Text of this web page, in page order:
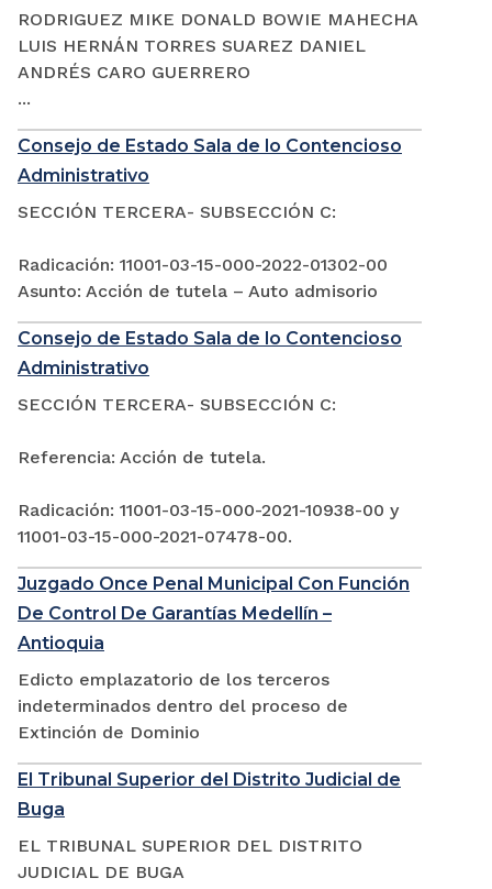
RODRIGUEZ MIKE DONALD BOWIE MAHECHA
LUIS HERNÁN TORRES SUAREZ DANIEL
ANDRÉS CARO GUERRERO
...
Consejo de Estado Sala de lo Contencioso
Administrativo
SECCIÓN TERCERA- SUBSECCIÓN C:
Radicación: 11001-03-15-000-2022-01302-00
Asunto: Acción de tutela – Auto admisorio
Consejo de Estado Sala de lo Contencioso
Administrativo
SECCIÓN TERCERA- SUBSECCIÓN C:
Referencia: Acción de tutela.
Radicación: 11001-03-15-000-2021-10938-00 y
11001-03-15-000-2021-07478-00.
Juzgado Once Penal Municipal Con Función
De Control De Garantías Medellín –
Antioquia
Edicto emplazatorio de los terceros
indeterminados dentro del proceso de
Extinción de Dominio
El Tribunal Superior del Distrito Judicial de
Buga
EL TRIBUNAL SUPERIOR DEL DISTRITO
JUDICIAL DE BUGA